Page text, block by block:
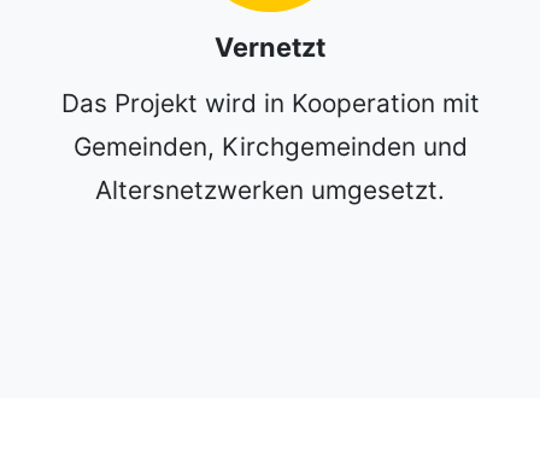
Vernetzt
Das Projekt wird in Kooperation mit
Gemeinden, Kirchgemeinden und
Altersnetzwerken umgesetzt.